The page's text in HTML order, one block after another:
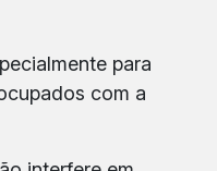
para
com a